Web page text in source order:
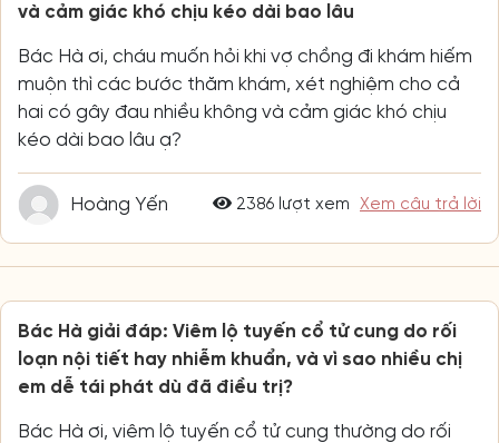
và cảm giác khó chịu kéo dài bao lâu
Bác Hà ơi, cháu muốn hỏi khi vợ chồng đi khám hiếm
muộn thì các bước thăm khám, xét nghiệm cho cả
hai có gây đau nhiều không và cảm giác khó chịu
kéo dài bao lâu ạ?
Hoàng Yến 2386 lượt xem Xem câu trả lời
Bác Hà giải đáp: Viêm lộ tuyến cổ tử cung do rối
loạn nội tiết hay nhiễm khuẩn, và vì sao nhiều chị
em dễ tái phát dù đã điều trị?
Bác Hà ơi, viêm lộ tuyến cổ tử cung thường do rối